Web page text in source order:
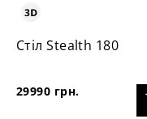
Стіл Stealth 180
29990 грн.